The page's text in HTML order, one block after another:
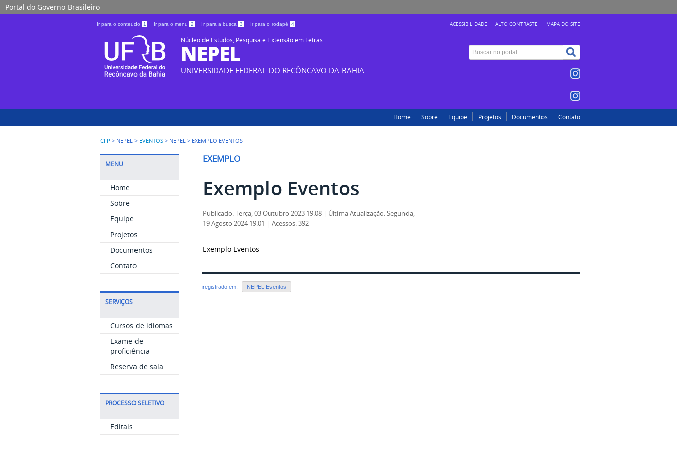
Portal do Governo Brasileiro
Ir para o conteúdo 1 Ir para o menu 2 Ir para a busca 3 Ir para o rodapé 4 ACESSIBILIDADE ALTO CONTRASTE MAPA DO SITE
Núcleo de Estudos, Pesquisa e Extensão em Letras
NEPEL
UNIVERSIDADE FEDERAL DO RECÔNCAVO DA BAHIA
Home Sobre Equipe Projetos Documentos Contato
CFP > NEPEL > EVENTOS > NEPEL > EXEMPLO EVENTOS
MENU
Home
Sobre
Equipe
Projetos
Documentos
Contato
SERVIÇOS
Cursos de idiomas
Exame de
proficiência
Reserva de sala
PROCESSO SELETIVO
Editais
EXEMPLO
Exemplo Eventos
Publicado: Terça, 03 Outubro 2023 19:08 | Última Atualização: Segunda,
19 Agosto 2024 19:01 | Acessos: 392
Exemplo Eventos
registrado em: NEPEL Eventos